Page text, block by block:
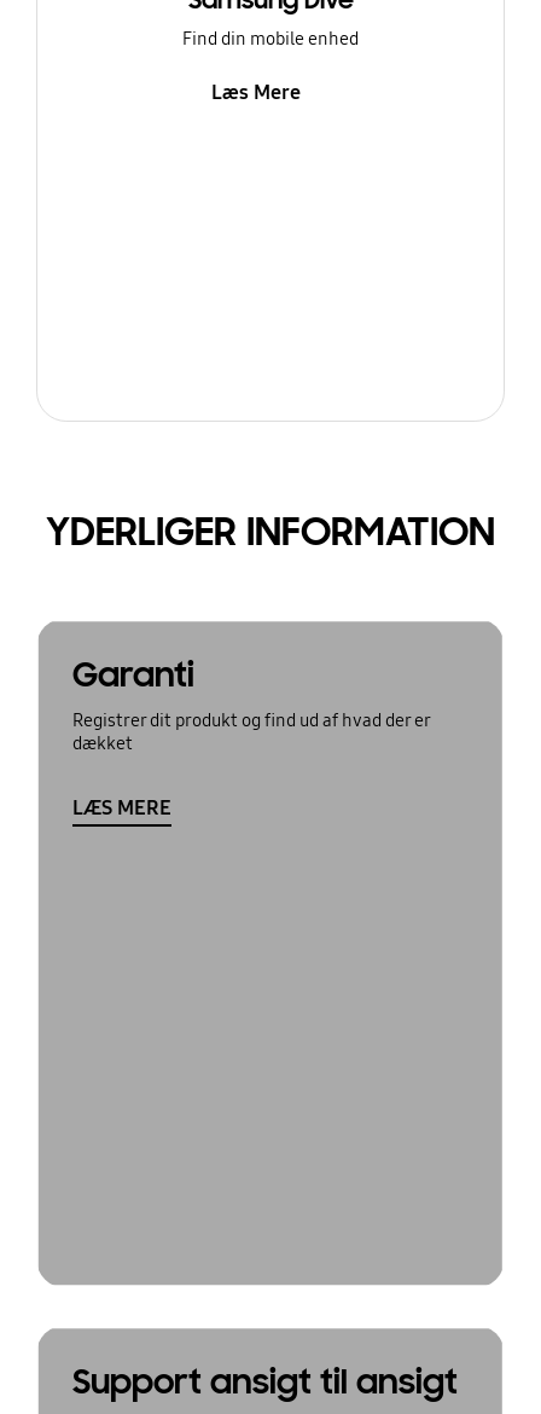
Find din mobile enhed
Læs Mere
YDERLIGER INFORMATION
Garanti
Registrer dit produkt og find ud af hvad der er
dækket
LÆS MERE
Support ansigt til ansigt